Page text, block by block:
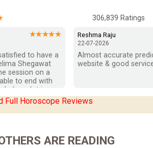
Reviews
Reviews
Reviews
Reviews
Reviews
306,839 Ratings
★★★★★
to have a
Shegawat
session on a
to end with
helps a lot in
patiently
to answer my
Which
you ma’am
Reshma Raju
22-07-2026
Almost accurate
website & good
Full Horoscope Reviews
ARE READING